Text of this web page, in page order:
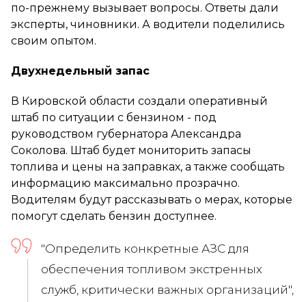
по-прежнему вызывает вопросы. Ответы дали
эксперты, чиновники. А водители поделились
своим опытом.
Двухнедельный запас
В Кировской области создали оперативный
штаб по ситуации с бензином - под
руководством губернатора Александра
Соколова. Штаб будет мониторить запасы
топлива и цены на заправках, а также сообщать
информацию максимально прозрачно.
Водителям будут рассказывать о мерах, которые
помогут сделать бензин доступнее.
"Определить конкретные АЗС для
обеспечения топливом экстренных
служб, критически важных организаций",